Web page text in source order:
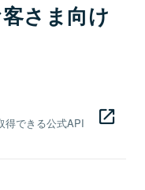
さま向け
得できる公式API